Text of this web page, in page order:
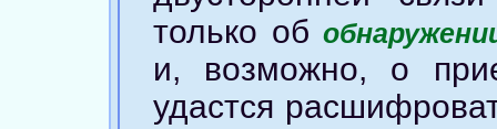
только об
и, возможно, о
удастся